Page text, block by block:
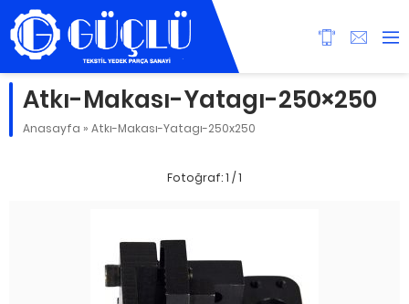
Atkı-Makası-Yatagı-250×250
Anasayfa » Atkı-Makası-Yatagı-250x250
Fotoğraf: 1 / 1